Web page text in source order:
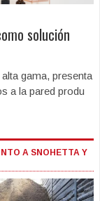
solución
gama, presenta
a la pared produ
A SNOHETTA Y